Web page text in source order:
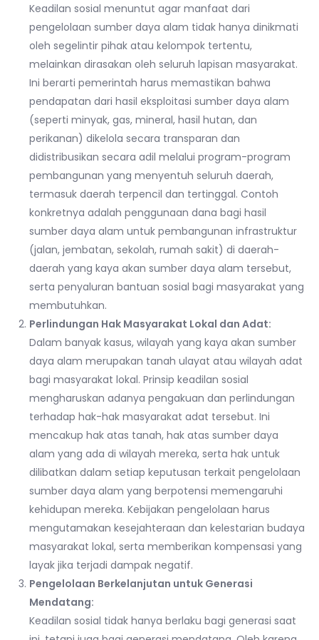
Keadilan sosial menuntut agar manfaat dari
pengelolaan sumber daya alam tidak hanya dinikmati
oleh segelintir pihak atau kelompok tertentu,
melainkan dirasakan oleh seluruh lapisan masyarakat.
Ini berarti pemerintah harus memastikan bahwa
pendapatan dari hasil eksploitasi sumber daya alam
(seperti minyak, gas, mineral, hasil hutan, dan
perikanan) dikelola secara transparan dan
didistribusikan secara adil melalui program-program
pembangunan yang menyentuh seluruh daerah,
termasuk daerah terpencil dan tertinggal. Contoh
konkretnya adalah penggunaan dana bagi hasil
sumber daya alam untuk pembangunan infrastruktur
(jalan, jembatan, sekolah, rumah sakit) di daerah-
daerah yang kaya akan sumber daya alam tersebut,
serta penyaluran bantuan sosial bagi masyarakat yang
membutuhkan.
Perlindungan Hak Masyarakat Lokal dan Adat:
Dalam banyak kasus, wilayah yang kaya akan sumber
daya alam merupakan tanah ulayat atau wilayah adat
bagi masyarakat lokal. Prinsip keadilan sosial
mengharuskan adanya pengakuan dan perlindungan
terhadap hak-hak masyarakat adat tersebut. Ini
mencakup hak atas tanah, hak atas sumber daya
alam yang ada di wilayah mereka, serta hak untuk
dilibatkan dalam setiap keputusan terkait pengelolaan
sumber daya alam yang berpotensi memengaruhi
kehidupan mereka. Kebijakan pengelolaan harus
mengutamakan kesejahteraan dan kelestarian budaya
masyarakat lokal, serta memberikan kompensasi yang
layak jika terjadi dampak negatif.
Pengelolaan Berkelanjutan untuk Generasi
Mendatang:
Keadilan sosial tidak hanya berlaku bagi generasi saat